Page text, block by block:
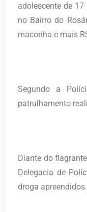
adolescente de
no Bairro do
maconha e mais
Segundo a
patrulhamento
Diante do
Delegacia de
droga apreendidos.